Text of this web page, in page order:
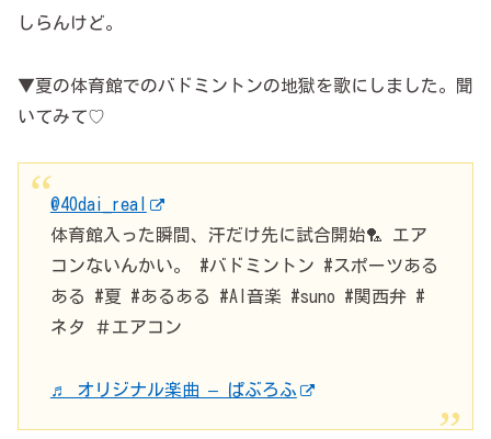
しらんけど。
▼夏の体育館でのバドミントンの地獄を歌にしました。聞
いてみて♡
@40dai_real
体育館入った瞬間、汗だけ先に試合開始🏸 エア
コンないんかい。 #バドミントン #スポーツある
ある #夏 #あるある #AI音楽 #suno #関西弁 #
ネタ ＃エアコン
♬ オリジナル楽曲 – ぱぶろふ